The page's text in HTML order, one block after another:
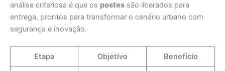
análise criteriosa é que os postes são liberados para
entrega, prontos para transformar o cenário urbano com
segurança e inovação.
Etapa Objetivo Benefício